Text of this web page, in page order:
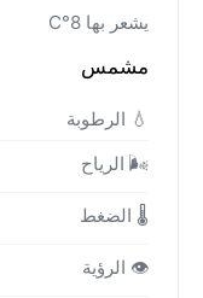
يشعر بها 8°C
مشمس
💧 الرطوبة
🌬️ الرياح
🌡️ الضغط
👁️ الرؤية